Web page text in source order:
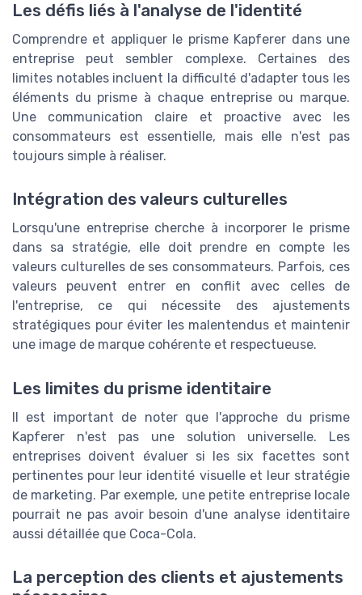
Les défis liés à l'analyse de l'identité
Comprendre et appliquer le prisme Kapferer dans une
entreprise peut sembler complexe. Certaines des
limites notables incluent la difficulté d'adapter tous les
éléments du prisme à chaque entreprise ou marque.
Une communication claire et proactive avec les
consommateurs est essentielle, mais elle n'est pas
toujours simple à réaliser.
Intégration des valeurs culturelles
Lorsqu'une entreprise cherche à incorporer le prisme
dans sa stratégie, elle doit prendre en compte les
valeurs culturelles de ses consommateurs. Parfois, ces
valeurs peuvent entrer en conflit avec celles de
l'entreprise, ce qui nécessite des ajustements
stratégiques pour éviter les malentendus et maintenir
une image de marque cohérente et respectueuse.
Les limites du prisme identitaire
Il est important de noter que l'approche du prisme
Kapferer n'est pas une solution universelle. Les
entreprises doivent évaluer si les six facettes sont
pertinentes pour leur identité visuelle et leur stratégie
de marketing. Par exemple, une petite entreprise locale
pourrait ne pas avoir besoin d'une analyse identitaire
aussi détaillée que Coca-Cola.
La perception des clients et ajustements